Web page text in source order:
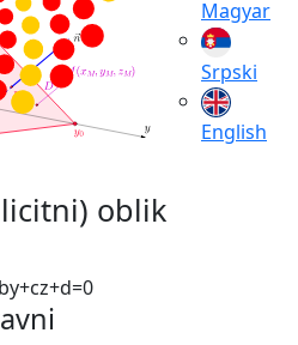
Magyar
Srpski
English
oblik
by+cz+d=0